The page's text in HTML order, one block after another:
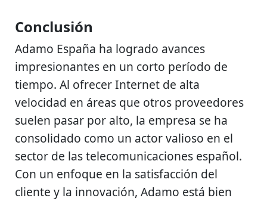
Conclusión
Adamo España ha logrado avances
impresionantes en un corto período de
tiempo. Al ofrecer Internet de alta
velocidad en áreas que otros proveedores
suelen pasar por alto, la empresa se ha
consolidado como un actor valioso en el
sector de las telecomunicaciones español.
Con un enfoque en la satisfacción del
cliente y la innovación, Adamo está bien